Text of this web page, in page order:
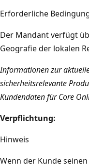
Erforderliche
Der Mandant verfügt
Geografie der lokalen
Informationen zur
sicherheitsrelevante
Kundendaten für Core
Verpflichtung:
Hinweis
Wenn der Kunde